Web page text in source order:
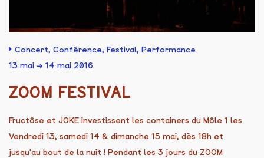
Concert, Conférence, Festival, Performance
13 mai → 14 mai 2016
ZOOM FESTIVAL
Fructôse et JOKE investissent les containers du Môle 1 les
Vendredi 13, samedi 14 & dimanche 15 mai, dès 18h et
jusqu'au bout de la nuit ! Pendant les 3 jours du ZOOM